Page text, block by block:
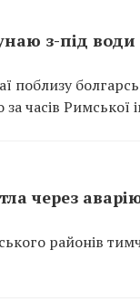
з-під
поблизу
часів Римської
через
районів